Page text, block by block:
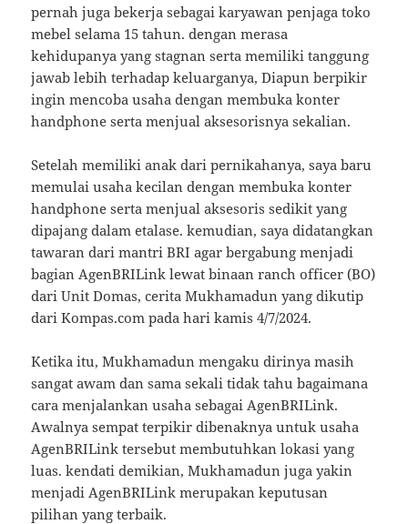
pernah juga bekerja sebagai karyawan penjaga toko
mebel selama 15 tahun. dengan merasa
kehidupanya yang stagnan serta memiliki tanggung
jawab lebih terhadap keluarganya, Diapun berpikir
ingin mencoba usaha dengan membuka konter
handphone serta menjual aksesorisnya sekalian.
Setelah memiliki anak dari pernikahanya, saya baru
memulai usaha kecilan dengan membuka konter
handphone serta menjual aksesoris sedikit yang
dipajang dalam etalase. kemudian, saya didatangkan
tawaran dari mantri BRI agar bergabung menjadi
bagian AgenBRILink lewat binaan ranch officer (BO)
dari Unit Domas, cerita Mukhamadun yang dikutip
dari Kompas.com pada hari kamis 4/7/2024.
Ketika itu, Mukhamadun mengaku dirinya masih
sangat awam dan sama sekali tidak tahu bagaimana
cara menjalankan usaha sebagai AgenBRILink.
Awalnya sempat terpikir dibenaknya untuk usaha
AgenBRILink tersebut membutuhkan lokasi yang
luas. kendati demikian, Mukhamadun juga yakin
menjadi AgenBRILink merupakan keputusan
pilihan yang terbaik.